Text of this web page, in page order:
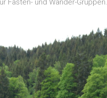
Fasten- und Wander-Gruppen.